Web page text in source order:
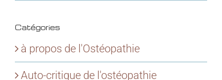
Catégories
à propos de l'Ostéopathie
Auto-critique de l'ostéopathie